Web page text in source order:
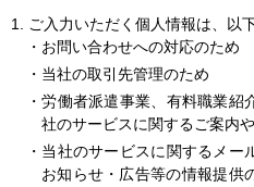
1. ご入力いただく個人情報は、以
・お問い合わせへの対応のため
・当社の取引先管理のため
・労働者派遣事業、有料職業
社のサービスに関するご案内
・当社のサービスに関するメー
お知らせ・広告等の情報提供
トップページ